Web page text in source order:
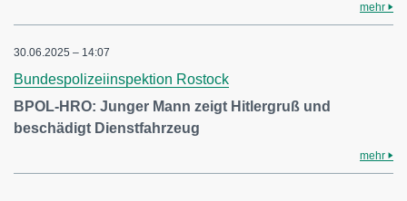
mehr
30.06.2025 – 14:07
Bundespolizeiinspektion Rostock
BPOL-HRO: Junger Mann zeigt Hitlergruß und
beschädigt Dienstfahrzeug
mehr